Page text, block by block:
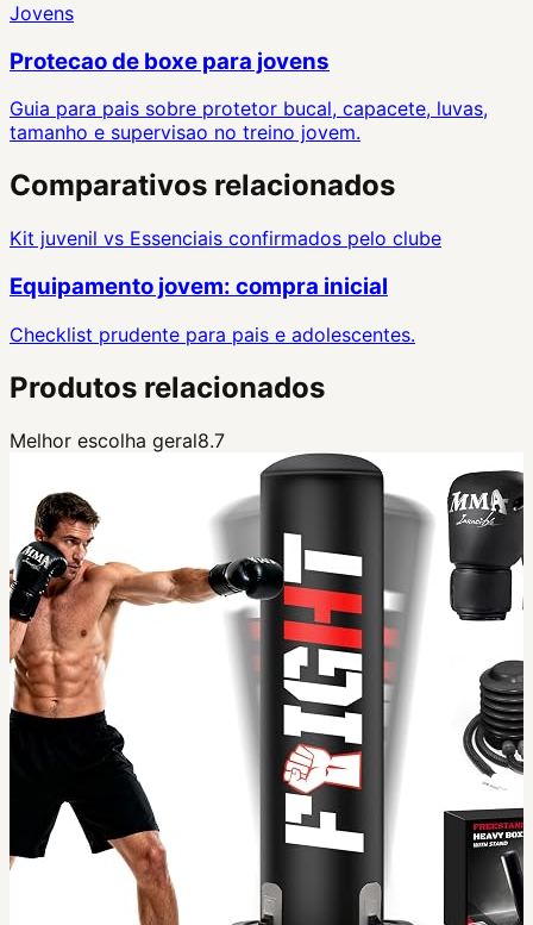
Jovens
Protecao de boxe para jovens
Guia para pais sobre protetor bucal, capacete, luvas,
tamanho e supervisao no treino jovem.
Comparativos relacionados
Kit juvenil vs Essenciais confirmados pelo clube
Equipamento jovem: compra inicial
Checklist prudente para pais e adolescentes.
Produtos relacionados
Melhor escolha geral8.7